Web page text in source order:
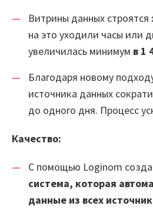
Витрины данных строятся
на это уходили часы или
увеличилась минимум в 1
Благодаря новому
источника данных
до одного дня. Процесс
Качество:
С помощью Loginom
система, которая
данные из всех